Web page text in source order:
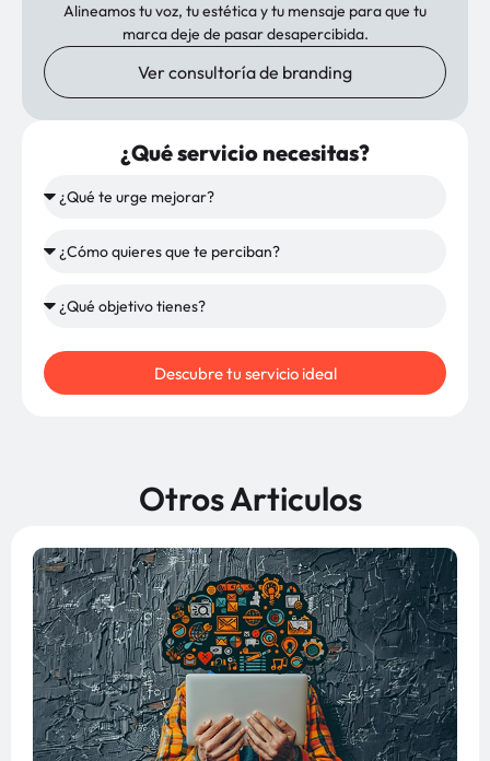
Alineamos tu voz, tu estética y tu mensaje para que tu
marca deje de pasar desapercibida.
Ver consultoría de branding
¿Qué servicio necesitas?
Descubre tu servicio ideal
Otros Articulos